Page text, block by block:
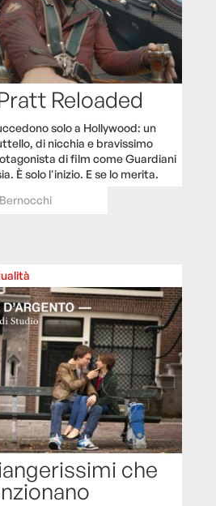
Reloaded
solo a Hollywood: un
di nicchia e bravissimo
di film come Guardiani
È solo l'inizio. E se lo merita.
che